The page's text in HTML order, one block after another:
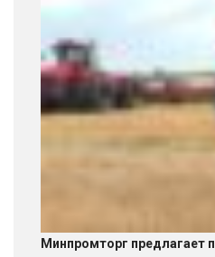
Минпромторг предлагает